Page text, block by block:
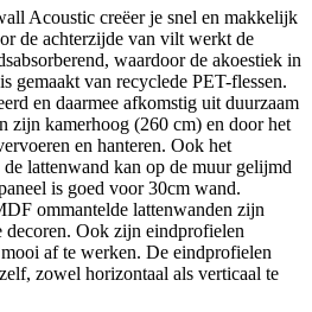
Acoustic creëer je snel en makkelijk
de achterzijde van vilt werkt de
waardoor de akoestiek in
gemaakt van recyclede PET-flessen.
en daarmee afkomstig uit duurzaam
zijn kamerhoog (260 cm) en door het
en hanteren. Ook het
lattenwand kan op de muur gelijmd
is goed voor 30cm wand.
ommantelde lattenwanden zijn
Ook zijn eindprofielen
af te werken. De eindprofielen
zowel horizontaal als verticaal te